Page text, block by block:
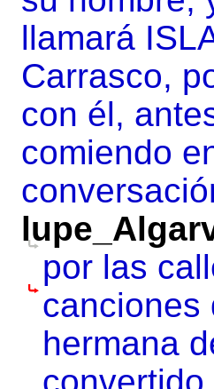
llamará
Carrasco,
con él,
comiendo
por las
canciones
hermana